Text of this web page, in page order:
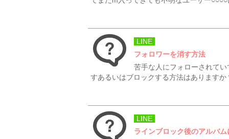
LINE
フォロワーを消す方法
苦手な人にフォローされて
すあるいはブロックする方法はありますか
LINE
ラインブロック後のアルバム